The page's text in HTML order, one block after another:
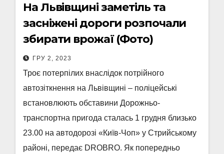
На Львівщині заметіль та
засніжені дороги розпочали
збирати врожаї (Фото)
ГРУ 2, 2023
Троє потерпілих внаслідок потрійного
автозіткнення на Львівщині – поліцейські
встановлюють обставини Дорожньо-
транспортна пригода сталась 1 грудня близько
23.00 на автодорозі «Київ-Чоп» у Стрийському
районі, передає DROBRO. Як попередньо